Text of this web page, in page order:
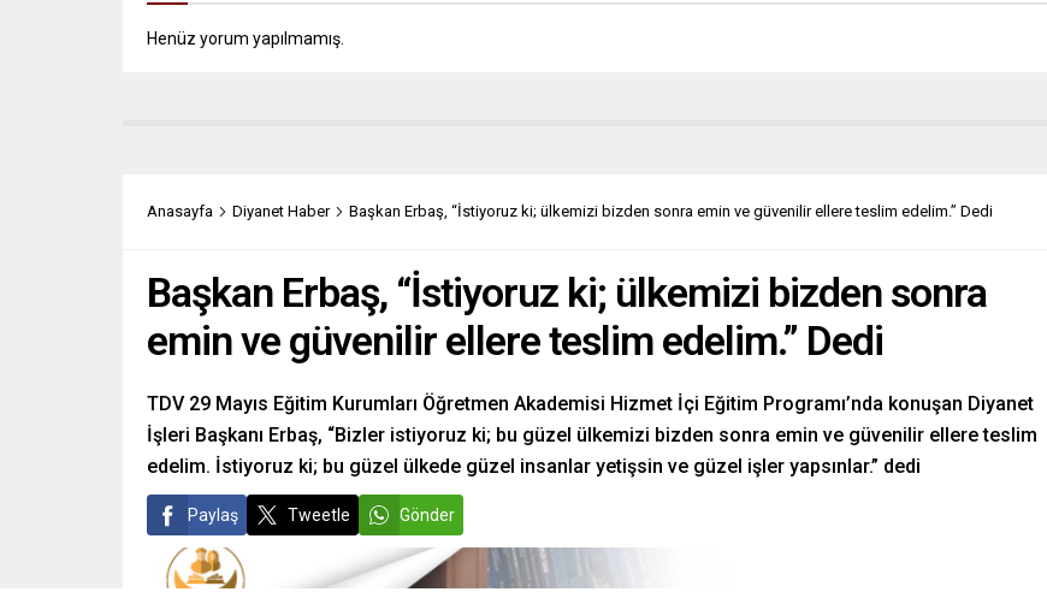
Henüz yorum yapılmamış.
Anasayfa Diyanet Haber Başkan Erbaş, “İstiyoruz ki; ülkemizi bizden sonra emin ve güvenilir ellere teslim edelim.” Dedi
Başkan Erbaş, “İstiyoruz ki; ülkemizi bizden sonra
emin ve güvenilir ellere teslim edelim.” Dedi
TDV 29 Mayıs Eğitim Kurumları Öğretmen Akademisi Hizmet İçi Eğitim Programı’nda konuşan Diyanet
İşleri Başkanı Erbaş, “Bizler istiyoruz ki; bu güzel ülkemizi bizden sonra emin ve güvenilir ellere teslim
edelim. İstiyoruz ki; bu güzel ülkede güzel insanlar yetişsin ve güzel işler yapsınlar.” dedi
Paylaş Tweetle Gönder